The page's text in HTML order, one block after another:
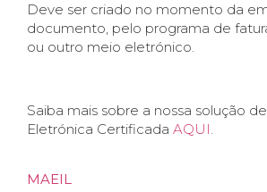
Deve ser criado no momento da
documento, pelo programa de
ou outro meio eletrónico.
Saiba mais sobre a nossa solução
Eletrónica Certificada AQUI.
MAEIL